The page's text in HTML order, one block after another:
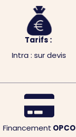
Tarifs :
Intra : sur devis
Financement OPCO